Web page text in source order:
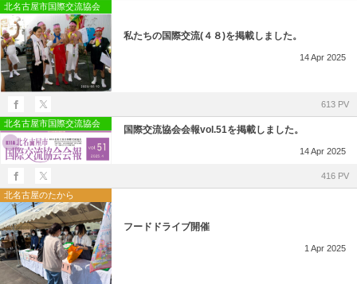
北名古屋市国際交流協会
私たちの国際交流(４８)を掲載しました。
14Apr 2025
613 PV
北名古屋市国際交流協会
国際交流協会会報vol.51を掲載しました。
14Apr 2025
416 PV
北名古屋のたから
フードドライブ開催
1 Apr 2025